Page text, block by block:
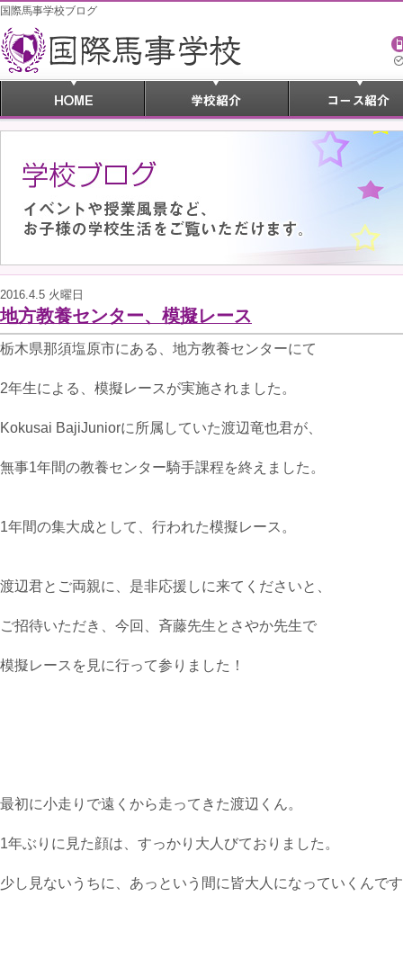
国際馬事学校ブログ
2016.4.5 火曜日
地方教養センター、模擬レース
栃木県那須塩原市にある、地方教養センターにて
2年生による、模擬レースが実施されました。
Kokusai BajiJuniorに所属していた渡辺竜也君が、
無事1年間の教養センター騎手課程を終えました。
1年間の集大成として、行われた模擬レース。
渡辺君とご両親に、是非応援しに来てくださいと、
ご招待いただき、今回、斉藤先生とさやか先生で
模擬レースを見に行って参りました！
最初に小走りで遠くから走ってきた渡辺くん。
1年ぶりに見た顔は、すっかり大人びておりました。
少し見ないうちに、あっという間に皆大人になっていくんで